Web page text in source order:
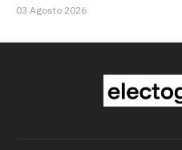
03 Agosto 2026